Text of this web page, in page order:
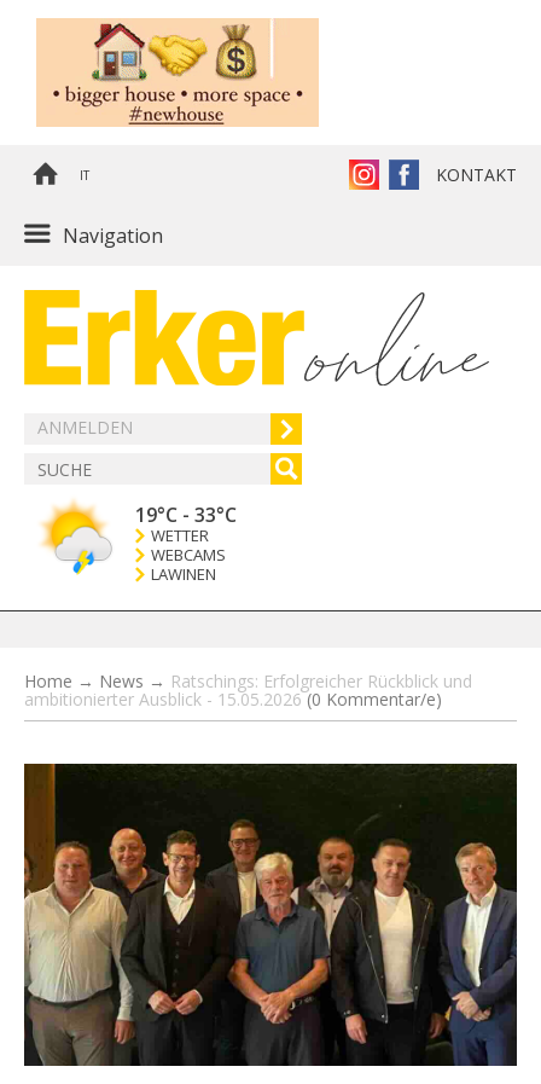
IT KONTAKT
Navigation
ANMELDEN
19°C - 33°C
WETTER
WEBCAMS
LAWINEN
Home → News → Ratschings: Erfolgreicher Rückblick und
ambitionierter Ausblick - 15.05.2026(0 Kommentar/e)